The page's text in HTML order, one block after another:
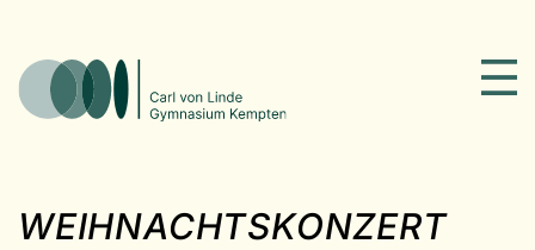
WEIHNACHTSKONZERT